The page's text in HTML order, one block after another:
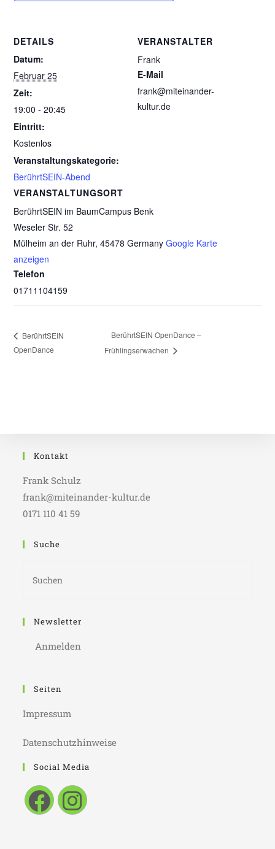
DETAILS
Datum:
Februar 25
Zeit:
19:00 - 20:45
Eintritt:
Kostenlos
Veranstaltungskategorie:
BerührtSEIN-Abend
VERANSTALTUNGSORT
BerührtSEIN im BaumCampus Benk
Weseler Str. 52
Mülheim an der Ruhr, 45478 Germany Google Karte
anzeigen
Telefon
01711104159
VERANSTALTER
Frank
E-Mail
frank@miteinander-
kultur.de
BerührtSEIN
OpenDance
BerührtSEIN OpenDance –
Frühlingserwachen
Kontakt
Frank Schulz
frank@miteinander-kultur.de
0171 110 41 59
Suche
Newsletter
Anmelden
Seiten
Impressum
Datenschutzhinweise
Social Media